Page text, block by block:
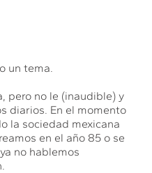
un tema.
pero no le (inaudible) y
diarios. En el momento
la sociedad mexicana
en el año 85 o se
no hablemos